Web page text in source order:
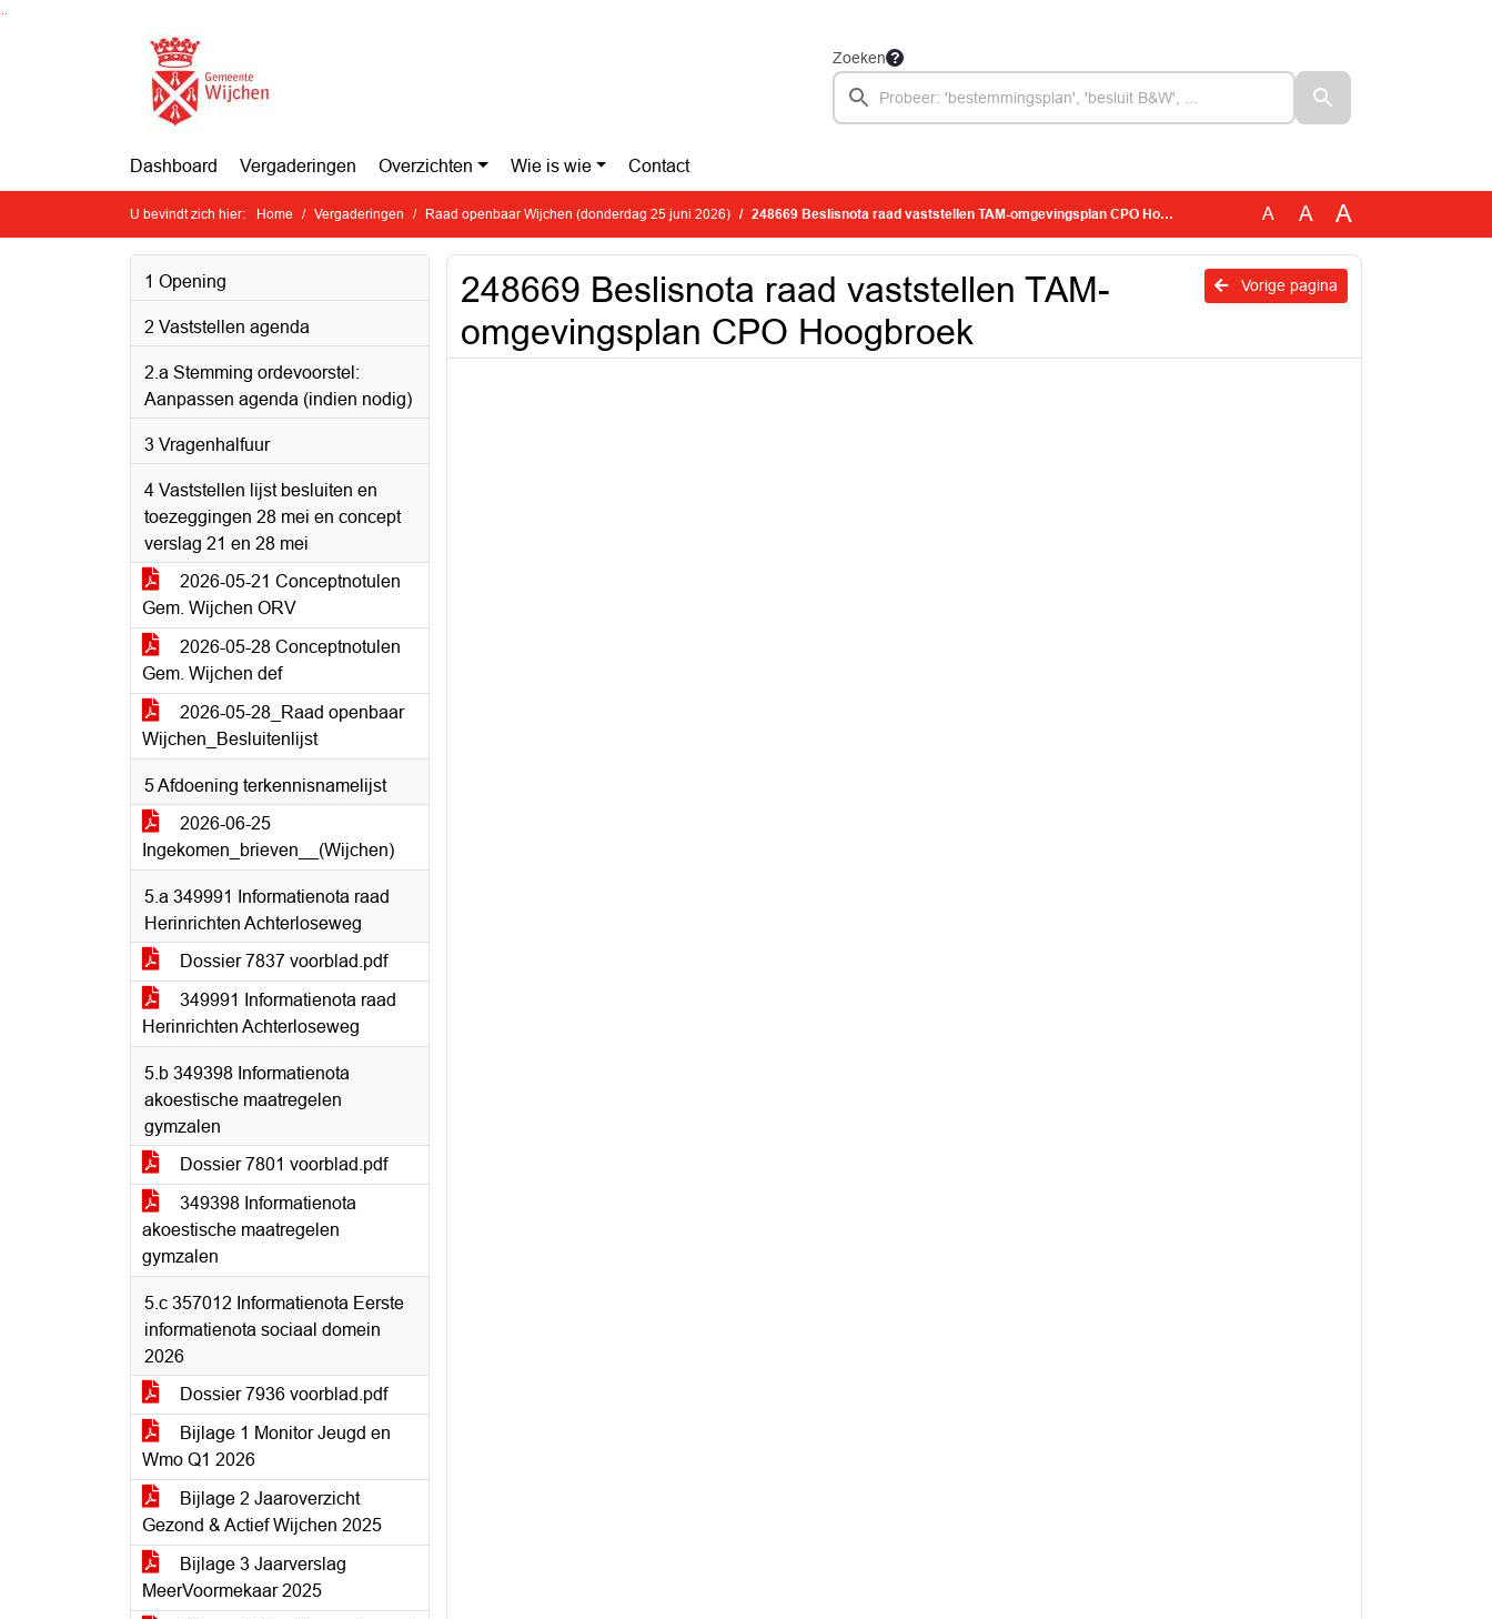
Ga naar de inhoud van deze pagina
Zoeken
Dashboard Vergaderingen Overzichten Wie is wie Contact
U bevindt zich hier: Home Vergaderingen Raad openbaar Wijchen (donderdag 25 juni 2026) 248669 Beslisnota raad vaststellen TAM-omgevingsplan CPO Hoogbroek A A A
1 Opening
2 Vaststellen agenda
2.a Stemming ordevoorstel:
Aanpassen agenda (indien nodig)
3 Vragenhalfuur
4 Vaststellen lijst besluiten en
toezeggingen 28 mei en concept
verslag 21 en 28 mei
2026-05-21 Conceptnotulen
Gem. Wijchen ORV
2026-05-28 Conceptnotulen
Gem. Wijchen def
2026-05-28_Raad openbaar
Wijchen_Besluitenlijst
5 Afdoening terkennisnamelijst
2026-06-25
Ingekomen_brieven__(Wijchen)
5.a 349991 Informatienota raad
Herinrichten Achterloseweg
Dossier 7837 voorblad.pdf
349991 Informatienota raad
Herinrichten Achterloseweg
5.b 349398 Informatienota
akoestische maatregelen
gymzalen
Dossier 7801 voorblad.pdf
349398 Informatienota
akoestische maatregelen
gymzalen
5.c 357012 Informatienota Eerste
informatienota sociaal domein
2026
Dossier 7936 voorblad.pdf
Bijlage 1 Monitor Jeugd en
Wmo Q1 2026
Bijlage 2 Jaaroverzicht
Gezond & Actief Wijchen 2025
Bijlage 3 Jaarverslag
MeerVoormekaar 2025
Vorige pagina
248669 Beslisnota raad vaststellen TAM-
omgevingsplan CPO Hoogbroek